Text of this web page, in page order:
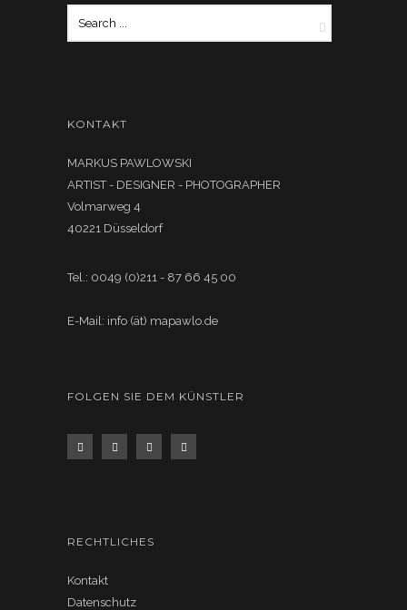
KONTAKT
MARKUS PAWLOWSKI
ARTIST - DESIGNER - PHOTOGRAPHER
Volmarweg 4
40221 Düsseldorf
Tel.: 0049 (0)211 - 87 66 45 00
E-Mail: info (ät) mapawlo.de
FOLGEN SIE DEM KÜNSTLER
RECHTLICHES
Kontakt
Datenschutz